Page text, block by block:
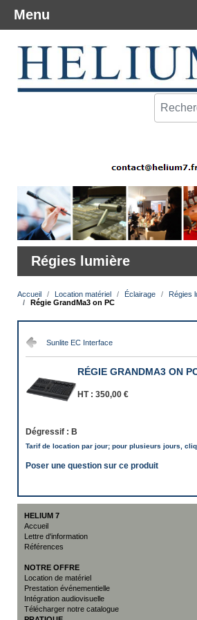
Rechercher
Régies lumière
Accueil Location matériel Éclairage
Régies
Régie GrandMa3 on PC
Sunlite EC Interface
RÉGIE GRANDMA3 ON
HT : 350,00 €
Dégressif : B
Tarif de location par jour; pour plusieurs jours,
Poser une question sur ce produit
HELIUM 7
Accueil
Lettre d'information
Références
NOTRE OFFRE
Location de matériel
Prestation événementielle
Intégration audiovisuelle
Télécharger notre catalogue
Menu